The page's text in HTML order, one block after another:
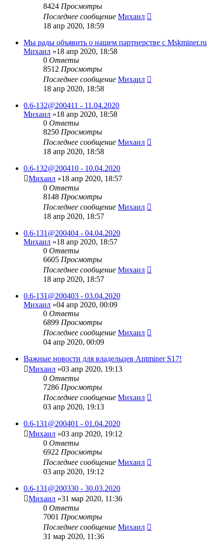
8424 Просмотры
Последнее сообщение Михаил
18 апр 2020, 18:59
Мы рады объявить о нашем партнерстве с Mskminer.ru
Михаил »18 апр 2020, 18:58
0 Ответы
8512 Просмотры
Последнее сообщение Михаил
18 апр 2020, 18:58
0.6-132@200411 - 11.04.2020
Михаил »18 апр 2020, 18:58
0 Ответы
8250 Просмотры
Последнее сообщение Михаил
18 апр 2020, 18:58
0.6-132@200410 - 10.04.2020
Михаил »18 апр 2020, 18:57
0 Ответы
8148 Просмотры
Последнее сообщение Михаил
18 апр 2020, 18:57
0.6-131@200404 - 04.04.2020
Михаил »18 апр 2020, 18:57
0 Ответы
6605 Просмотры
Последнее сообщение Михаил
18 апр 2020, 18:57
0.6-131@200403 - 03.04.2020
Михаил »04 апр 2020, 00:09
0 Ответы
6899 Просмотры
Последнее сообщение Михаил
04 апр 2020, 00:09
Важные новости для владельцев Antminer S17!
Михаил »03 апр 2020, 19:13
0 Ответы
7286 Просмотры
Последнее сообщение Михаил
03 апр 2020, 19:13
0.6-131@200401 - 01.04.2020
Михаил »03 апр 2020, 19:12
0 Ответы
6922 Просмотры
Последнее сообщение Михаил
03 апр 2020, 19:12
0.6-131@200330 - 30.03.2020
Михаил »31 мар 2020, 11:36
0 Ответы
7001 Просмотры
Последнее сообщение Михаил
31 мар 2020, 11:36